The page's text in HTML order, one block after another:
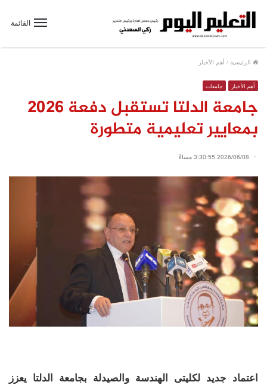
القائمة
الرئيسية / أهم الأخبار
أهم الأخبار جامعات
جامعة الدلتا تستقبل دفعة 2026
بمعايير تعليمية متطورة
2026/06/08 3:30:55 مساءً
اعتماد جديد لكليتى الهندسة والصيدلة بجامعة الدلتا يعزز